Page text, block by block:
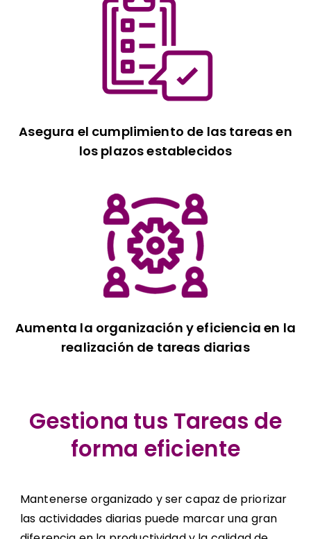
Asegura el cumplimiento de las tareas en
los plazos establecidos
Aumenta la organización y eficiencia en la
realización de tareas diarias
Gestiona tus Tareas de
forma eficiente
Mantenerse organizado y ser capaz de priorizar
las actividades diarias puede marcar una gran